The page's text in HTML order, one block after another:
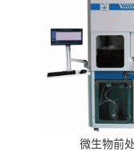
微生物前